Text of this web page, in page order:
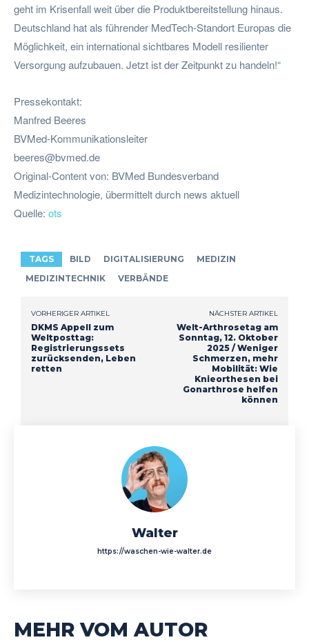
geht im Krisenfall weit über die Produktbereitstellung hinaus.
Deutschland hat als führender MedTech-Standort Europas die
Möglichkeit, ein international sichtbares Modell resilienter
Versorgung aufzubauen. Jetzt ist der Zeitpunkt zu handeln!“
Pressekontakt:
Manfred Beeres
BVMed-Kommunikationsleiter
beeres@bvmed.de
Original-Content von: BVMed Bundesverband
Medizintechnologie, übermittelt durch news aktuell
Quelle: ots
TAGS BILD DIGITALISIERUNG
MEDIZIN
MEDIZINTECHNIK
VERBÄNDE
VORHERIGER ARTIKEL
DKMS Appell zum
Weltposttag:
Registrierungssets
zurücksenden, Leben
retten
NÄCHSTER ARTIKEL
Welt-Arthrosetag am
Sonntag, 12. Oktober
2025 / Weniger
Schmerzen, mehr
Mobilität: Wie
Knieorthesen bei
Gonarthrose helfen
können
Walter
https://waschen-wie-walter.de
MEHR VOM AUTOR